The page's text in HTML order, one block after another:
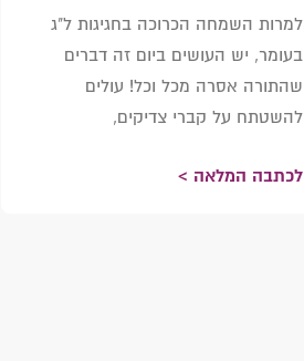
למרות השמחה הכרוכה בחגיגות ל"ג
בעומר, יש העושים ביום זה דברים
שהתורה אסרה מכל וכל! עולים
להשטתח על קברי צדיקים,
לכתבה המלאה >